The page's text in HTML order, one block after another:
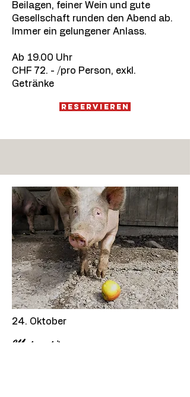
Beilagen, feiner Wein und gute
Gesellschaft runden den Abend ab.
Immer ein gelungener Anlass.
Ab 19.00 Uhr
CHF 72. - /pro Person, exkl.
Getränke
Reservieren
24. Oktober
Metzgetä